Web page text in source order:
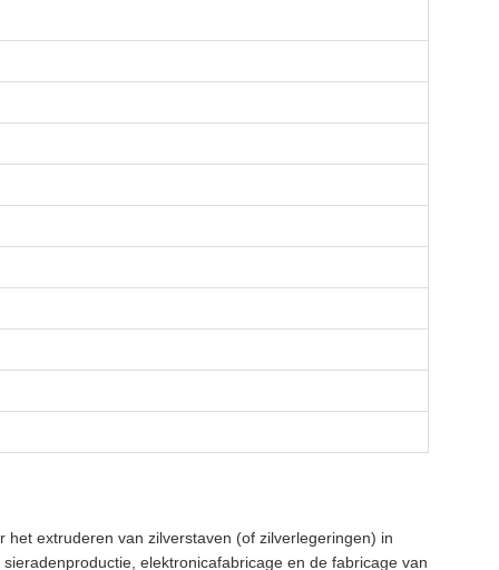
extruderen van zilverstaven (of zilverlegeringen) in
elektronicafabricage en de fabricage van